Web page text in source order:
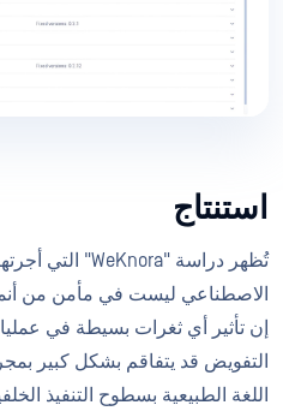
استنتاج
الاصطناعي ليست في مأمن من
إن تأثير أي ثغرات بسيطة في
التفويض قد يتفاقم بشكل كبير
اللغة الطبيعية بسطوح التنفيذ